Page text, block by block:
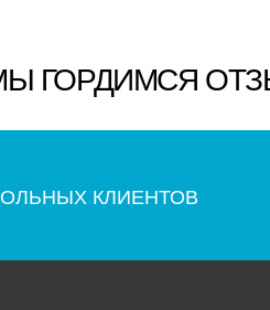
ГОРДИМСЯ
КЛИЕНТОВ